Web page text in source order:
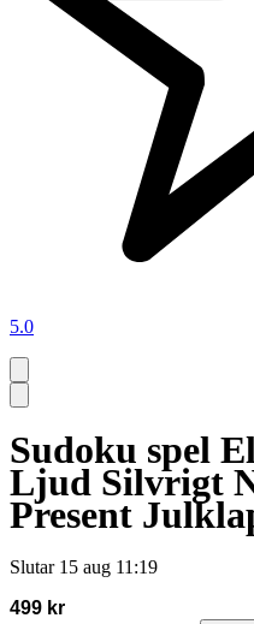
5.0
Sudoku spel
Ljud Silvrigt
Present
Slutar 15 aug 11:19
499 kr